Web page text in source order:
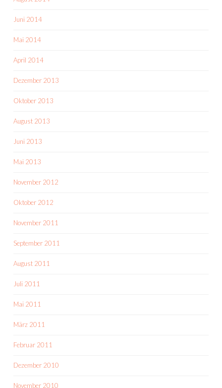
Juni 2014
Mai 2014
April 2014
Dezember 2013
Oktober 2013
August 2013
Juni 2013
Mai 2013
November 2012
Oktober 2012
November 2011
September 2011
August 2011
Juli 2011
Mai 2011
März 2011
Februar 2011
Dezember 2010
November 2010